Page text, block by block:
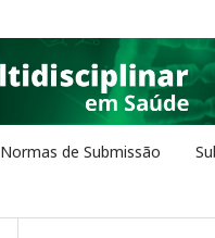
Normas de Submissão